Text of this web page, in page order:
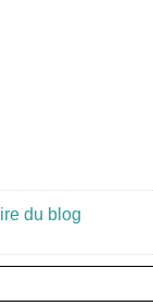
du blog